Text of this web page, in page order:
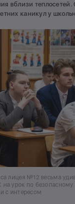
вблизи теплосетей.
каникул у
лицея №12 весьма
урок по
с интересом